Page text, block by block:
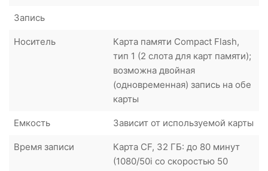
Запись
Носитель
Карта памяти Compact Flash,
тип 1 (2 слота для карт памяти);
возможна двойная
(одновременная) запись на обе
карты
Емкость Зависит от используемой карты
Время записи
Карта CF, 32 ГБ: до 80 минут
(1080/50i со скоростью 50